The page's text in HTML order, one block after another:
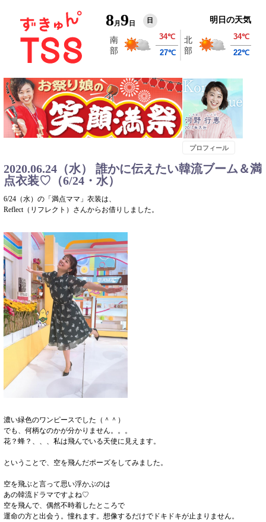
8 月9 日 日 明日の天気
プロフィール
2020.06.24（水） 誰かに伝えたい韓流ブーム＆満
点衣装♡（6/24・水）
6/24（水）の「満点ママ」衣装は、
Reflect（リフレクト）さんからお借りしました。
濃い緑色のワンピースでした（＾＾）
でも、何柄なのかが分かりません。。。
花？蜂？、、、私は飛んでいる天使に見えます。
ということで、空を飛んだポーズをしてみました。
空を飛ぶと言って思い浮かぶのは
あの韓流ドラマですよね♡
空を飛んで、偶然不時着したところで
運命の方と出会う。憧れます。想像するだけでドキドキが止まりません。